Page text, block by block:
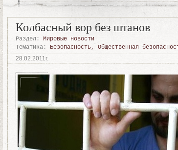
Колбасный вор без штанов
Раздел:
Мировые новости
Тематика:
Безопасность, Общественная
28.02.2011г.